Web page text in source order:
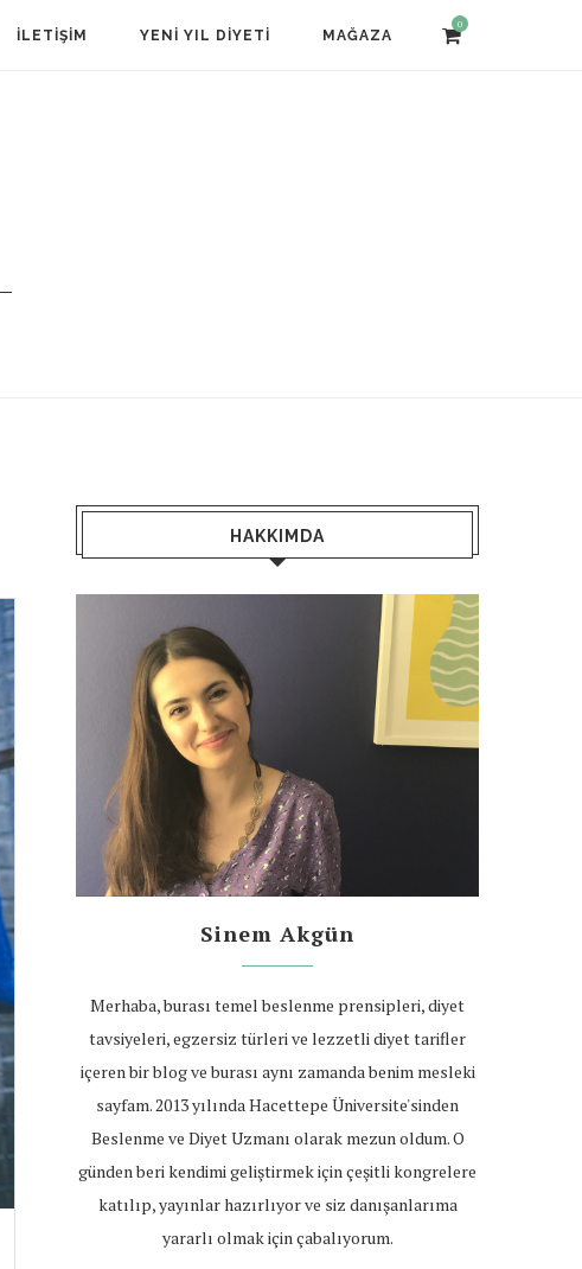
İLETIŞIM YENI YIL DIYETI MAĞAZA
0
HAKKIMDA
Sinem Akgün
Merhaba, burası temel beslenme prensipleri, diyet
tavsiyeleri, egzersiz türleri ve lezzetli diyet tarifler
içeren bir blog ve burası aynı zamanda benim mesleki
sayfam. 2013 yılında Hacettepe Üniversite'sinden
Beslenme ve Diyet Uzmanı olarak mezun oldum. O
günden beri kendimi geliştirmek için çeşitli kongrelere
katılıp, yayınlar hazırlıyor ve siz danışanlarıma
yararlı olmak için çabalıyorum.